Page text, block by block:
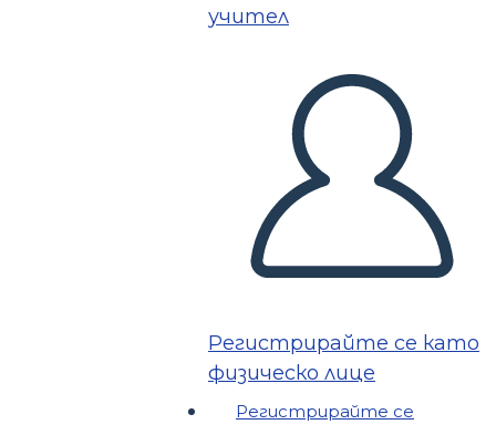
учител
Регистрирайте се като
физическо лице
Регистрирайте се